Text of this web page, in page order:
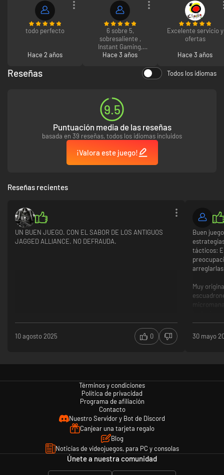
todo perfecto
Hace 2 años
6 sobre 5,
sobresaliente ,
Instant Gaming,
como la misma web
Hace 3 años
Excelente servicio y
ofertas
Hace 3 años
Reseñas Todos los idiomas
9.5
Puntuación media de las reseñas
basada en 39 reseñas, todos los idiomas incluidos
¡Valora este juego!
Reseñas recientes
UN BUEN JUEGO. CON EL SABOR DE LOS ANTIGUOS
JAGGED ALLIANCE. NO DEFRAUDA.
10 agosto 2025 0
Buen
tácticos:
Muy
Táctico
30 mayo
Términos y condiciones
Política de privacidad
Programa de afiliación
Contacto
Nuestro Servidor y Bot de Discord
Canjear una tarjeta regalo
Blog
Noticias de videojuegos, para PC y consolas
Únete a nuestra comunidad